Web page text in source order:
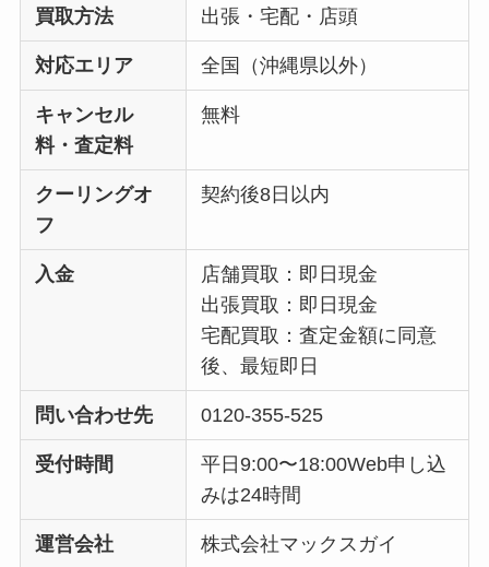
買取方法 出張・宅配・店頭
対応エリア 全国（沖縄県以外）
キャンセル
料・査定料
無料
クーリングオ
フ
契約後8日以内
入金
店舗買取：即日現金
出張買取：即日現金
宅配買取：査定金額に同意
後、最短即日
問い合わせ先 0120-355-525
受付時間
平日9:00〜18:00Web申し込
みは24時間
運営会社 株式会社マックスガイ